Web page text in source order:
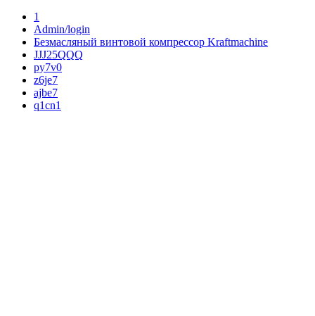
1
Admin/login
Безмасляный винтовой компрессор Kraftmaсhine
JJJ25QQQ
py7v0
z6je7
ajbe7
q1cn1